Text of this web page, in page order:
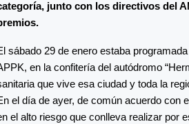
junto con los directivos del
sábado 29 de enero estaba
en la confitería del autódromo
que vive esa ciudad y toda la
el día de ayer, de común acuerdo con
el alto riesgo que conlleva realizar por